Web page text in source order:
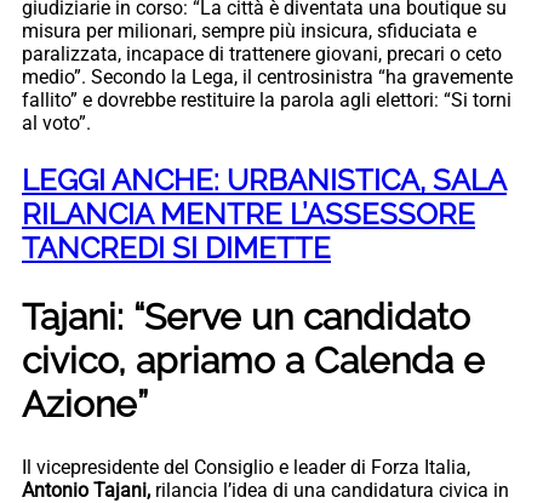
giudiziarie in corso: “La città è diventata una boutique su
misura per milionari, sempre più insicura, sfiduciata e
paralizzata, incapace di trattenere giovani, precari o ceto
medio”. Secondo la Lega, il centrosinistra “ha gravemente
fallito” e dovrebbe restituire la parola agli elettori: “Si torni
al voto”.
LEGGI ANCHE: URBANISTICA, SALA
RILANCIA MENTRE L’ASSESSORE
TANCREDI SI DIMETTE
Tajani: “Serve un candidato
civico, apriamo a Calenda e
Azione”
Il vicepresidente del Consiglio e leader di Forza Italia,
Antonio Tajani, rilancia l’idea di una candidatura civica in